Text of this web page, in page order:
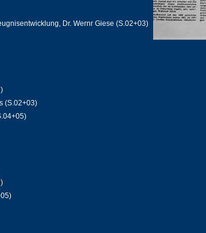
Dr. Wernr Giese (S.02+03)
(S.02+03)